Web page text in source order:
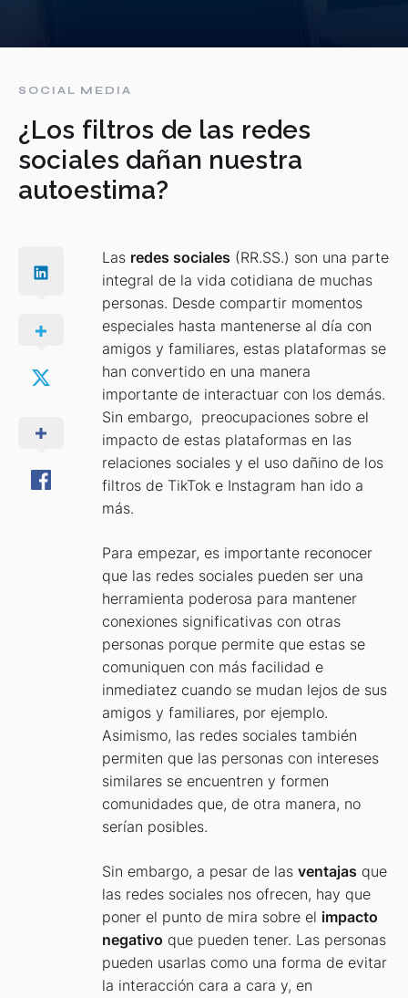
SOCIAL MEDIA
¿Los filtros de las redes
sociales dañan nuestra
autoestima?
Las redes sociales (RR.SS.) son una parte
integral de la vida cotidiana de muchas
personas. Desde compartir momentos
especiales hasta mantenerse al día con
amigos y familiares, estas plataformas se
han convertido en una manera
importante de interactuar con los demás.
Sin embargo, preocupaciones sobre el
impacto de estas plataformas en las
relaciones sociales y el uso dañino de los
filtros de TikTok e Instagram han ido a
más.
Para empezar, es importante reconocer
que las redes sociales pueden ser una
herramienta poderosa para mantener
conexiones significativas con otras
personas porque permite que estas se
comuniquen con más facilidad e
inmediatez cuando se mudan lejos de sus
amigos y familiares, por ejemplo.
Asimismo, las redes sociales también
permiten que las personas con intereses
similares se encuentren y formen
comunidades que, de otra manera, no
serían posibles.
Sin embargo, a pesar de las ventajas que
las redes sociales nos ofrecen, hay que
poner el punto de mira sobre el impacto
negativo que pueden tener. Las personas
pueden usarlas como una forma de evitar
la interacción cara a cara y, en